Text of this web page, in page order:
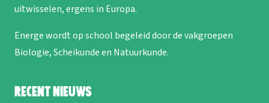
uitwisselen, ergens in Europa.
Energe wordt op school begeleid door de vakgroepen
Biologie, Scheikunde en Natuurkunde.
Recent nieuws